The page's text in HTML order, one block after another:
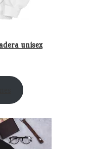
unisex